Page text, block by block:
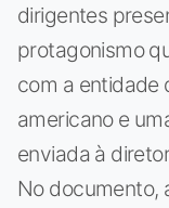
dirigentes
protagonismo
com a entidade
americano e
enviada à
No documento,